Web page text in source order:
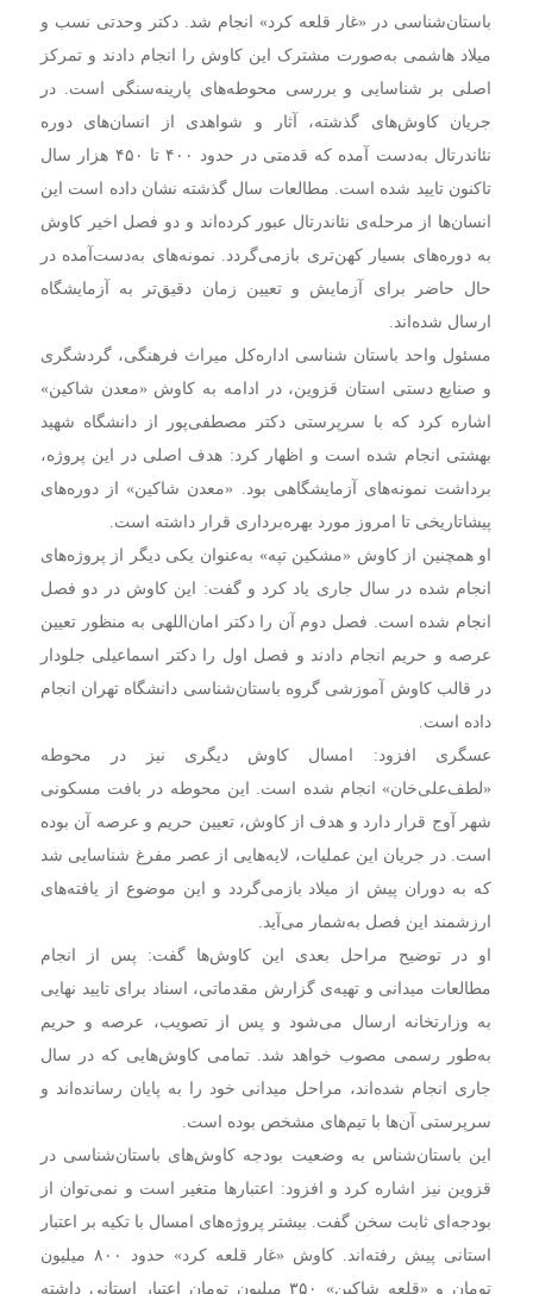
باستان‌شناسی در «غار قلعه کرد» انجام شد. دکتر وحدتی نسب و
میلاد هاشمی به‌صورت مشترک این کاوش را انجام دادند و تمرکز
اصلی بر شناسایی و بررسی محوطه‌های پارینه‌سنگی است. در
جریان کاوش‌های گذشته، آثار و شواهدی از انسان‌های دوره
نئاندرتال به‌دست آمده که قدمتی در حدود ۴۰۰ تا ۴۵۰ هزار سال
تاکنون تایید شده است. مطالعات سال گذشته نشان داده است این
انسان‌ها از مرحله‌ی نئاندرتال عبور کرده‌اند و دو فصل اخیر کاوش
به دوره‌های بسیار کهن‌تری بازمی‌گردد. نمونه‌های به‌دست‌آمده در
حال حاضر برای آزمایش و تعیین زمان دقیق‌تر به آزمایشگاه
ارسال شده‌اند.
مسئول واحد باستان‌ شناسی اداره‌کل میراث فرهنگی، گردشگری
و صنایع‌ دستی استان قزوین، در ادامه به کاوش «معدن شاکین»
اشاره کرد که با سرپرستی دکتر مصطفی‌پور از دانشگاه شهید
بهشتی انجام شده است و اظهار کرد: هدف اصلی در این پروژه،
برداشت نمونه‌های آزمایشگاهی بود. «معدن شاکین» از دوره‌های
پیشاتاریخی تا امروز مورد بهره‌برداری قرار داشته است.
او همچنین از کاوش «مشکین تپه» به‌عنوان یکی دیگر از پروژه‌های
انجام شده در سال جاری یاد کرد و گفت: این کاوش در دو فصل
انجام شده است. فصل دوم آن را دکتر امان‌اللهی به منظور تعیین
عرصه و حریم انجام دادند و فصل اول را دکتر اسماعیلی جلودار
در قالب کاوش آموزشی گروه باستان‌شناسی دانشگاه تهران انجام
داده است.
عسگری افزود: امسال کاوش دیگری نیز در محوطه‌
«لطف‌علی‌خان» انجام شده است. این محوطه در بافت مسکونی
شهر آوج قرار دارد و هدف از کاوش، تعیین حریم و عرصه آن بوده
است. در جریان این عملیات، لایه‌هایی از عصر مفرغ شناسایی شد
که به دوران پیش از میلاد بازمی‌گردد و این موضوع از یافته‌های
ارزشمند این فصل به‌شمار می‌آید.
او در توضیح مراحل بعدی این کاوش‌ها گفت: پس از انجام
مطالعات میدانی و تهیه‌ی گزارش مقدماتی، اسناد برای تایید نهایی
به وزارتخانه ارسال می‌شود و پس از تصویب، عرصه و حریم
به‌طور رسمی مصوب خواهد شد. تمامی کاوش‌هایی که در سال
جاری انجام شده‌اند، مراحل میدانی خود را به پایان رسانده‌اند و
سرپرستی آن‌ها با تیم‌های مشخص بوده است.
این باستان‌شناس به وضعیت بودجه کاوش‌های باستان‌شناسی در
قزوین نیز اشاره کرد و افزود: اعتبارها متغیر است و نمی‌توان از
بودجه‌ای ثابت سخن گفت. بیشتر پروژه‌های امسال با تکیه بر اعتبار
استانی پیش رفته‌اند. کاوش «غار قلعه کرد» حدود ۸۰۰ میلیون
تومان و «قلعه شاکین» ۳۵۰ میلیون تومان اعتبار استانی داشته